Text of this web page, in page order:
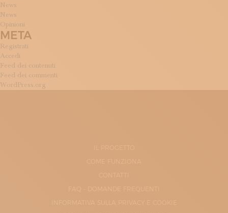
News
News
Opinioni
META
Registrati
Accedi
Feed dei contenuti
Feed dei commenti
WordPress.org